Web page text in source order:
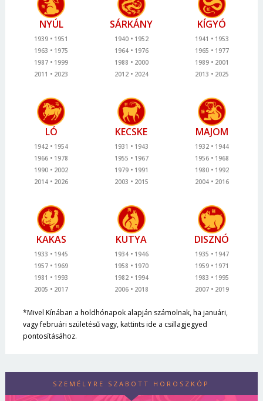
NYÚL
1939
1951
1963
1975
1987
1999
2011
2023
SÁRKÁNY
1940
1952
1964
1976
1988
2000
2012
2024
KÍGYÓ
1941
1953
1965
1977
1989
2001
2013
2025
LÓ
1942
1954
1966
1978
1990
2002
2014
2026
KECSKE
1931
1943
1955
1967
1979
1991
2003
2015
MAJOM
1932
1944
1956
1968
1980
1992
2004
2016
KAKAS
1933
1945
1957
1969
1981
1993
2005
2017
KUTYA
1934
1946
1958
1970
1982
1994
2006
2018
DISZNÓ
1935
1947
1959
1971
1983
1995
2007
2019
*Mivel Kínában a holdhónapok alapján számolnak, ha januári,
vagy februári születésű vagy, kattints ide a csillagjegyed
pontosításához.
SZEMÉLYRE SZABOTT HOROSZKÓP